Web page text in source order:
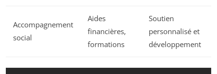
Accompagnement
social
Aides
financières,
formations
Soutien
personnalisé et
développement